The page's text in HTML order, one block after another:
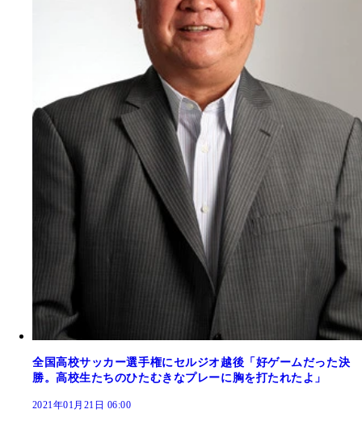
全国高校サッカー選手権にセルジオ越後「好ゲームだった決
勝。高校生たちのひたむきなプレーに胸を打たれたよ」
2021年01月21日 06:00